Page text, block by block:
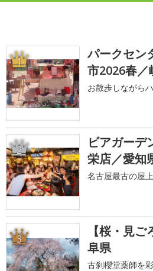
1
パークセン
市2026春／
お散歩しながら
2
ビアガーデ
栄店／愛知
名古屋最古の屋
3
【桜・見
阜県
古刹櫻堂薬師を